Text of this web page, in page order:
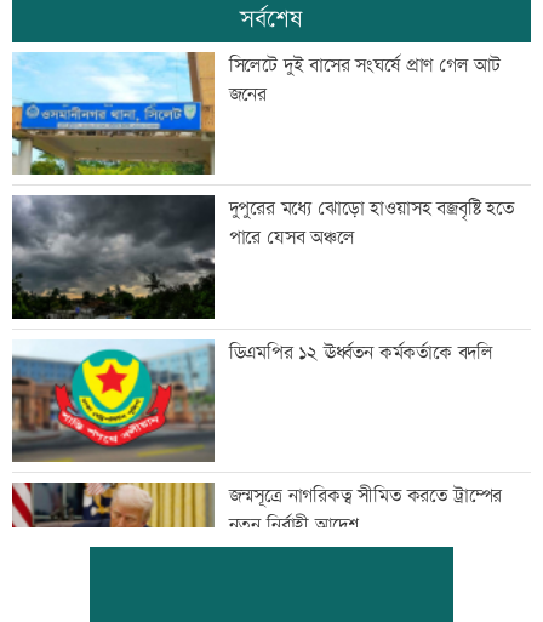
সর্বশেষ
সিলেটে দুই বাসের সংঘর্ষে প্রাণ গেল আট
জনের
দুপুরের মধ্যে ঝোড়ো হাওয়াসহ বজ্রবৃষ্টি হতে
পারে যেসব অঞ্চলে
ডিএমপির ১২ ঊর্ধ্বতন কর্মকর্তাকে বদলি
জন্মসূত্রে নাগরিকত্ব সীমিত করতে ট্রাম্পের
নতুন নির্বাহী আদেশ